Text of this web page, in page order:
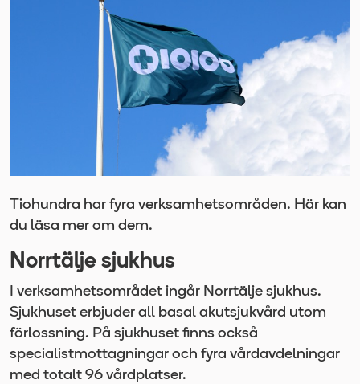
Tiohundra har fyra verksamhetsområden. Här kan
du läsa mer om dem.
Norrtälje sjukhus
I verksamhetsområdet ingår Norrtälje sjukhus.
Sjukhuset erbjuder all basal akutsjukvård utom
förlossning. På sjukhuset finns också
specialistmottagningar och fyra vårdavdelningar
med totalt 96 vårdplatser.